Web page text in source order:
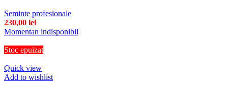
Seminte profesionale
230,00 lei
Momentan indisponibil
Stoc epuizat
Quick view
Add to wishlist